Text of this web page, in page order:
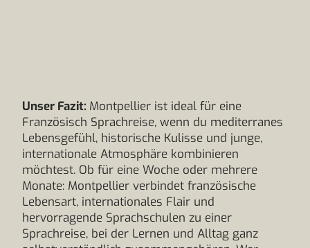
Unser Fazit: Montpellier ist ideal für eine
Französisch Sprachreise, wenn du mediterranes
Lebensgefühl, historische Kulisse und junge,
internationale Atmosphäre kombinieren
möchtest. Ob für eine Woche oder mehrere
Monate: Montpellier verbindet französische
Lebensart, internationales Flair und
hervorragende Sprachschulen zu einer
Sprachreise, bei der Lernen und Alltag ganz